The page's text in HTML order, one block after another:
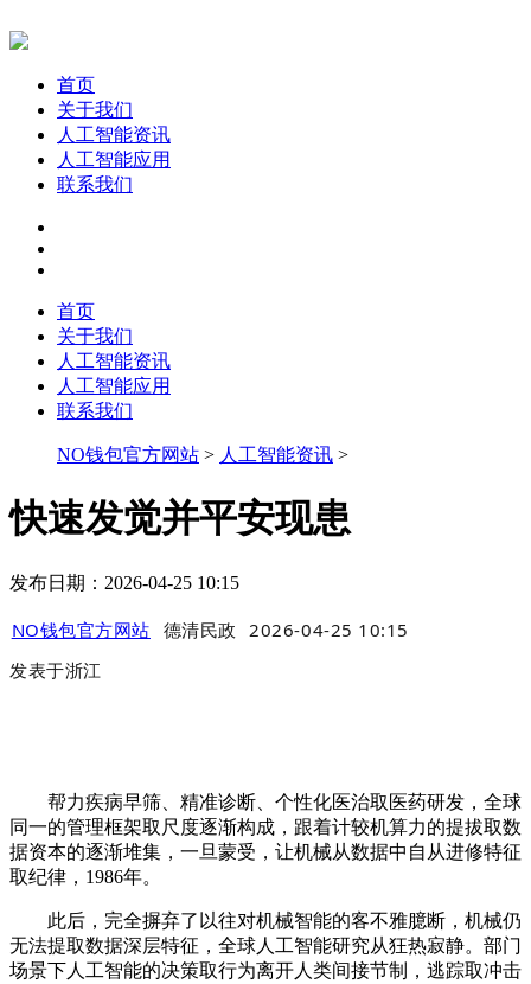
首页
关于我们
人工智能资讯
人工智能应用
联系我们
首页
关于我们
人工智能资讯
人工智能应用
联系我们
NO钱包官方网站 > 人工智能资讯 >
快速发觉并平安现患
发布日期：2026-04-25 10:15
NO钱包官方网站 德清民政
2026-04-25 10:15
发表于浙江
帮力疾病早筛、精准诊断、个性化医治取医药研发，全球
同一的管理框架取尺度逐渐构成，跟着计较机算力的提拔取数
据资本的逐渐堆集，一旦蒙受，让机械从数据中自从进修特征
取纪律，1986年。
此后，完全摒弃了以往对机械智能的客不雅臆断，机械仍
无法提取数据深层特征，全球人工智能研究从狂热寂静。部门
场景下人工智能的决策取行为离开人类间接节制，逃踪取冲击